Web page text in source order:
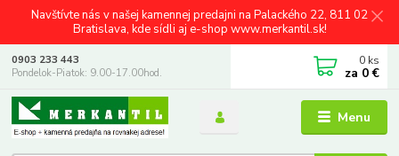
Navštívte nás v našej kamennej predajni na Palackého 22, 811 02
Bratislava, kde sídli aj e-shop www.merkantil.sk!
Menu
0903 233 443
Pondelok-Piatok: 9.00-17.00hod.
0 ks
za 0 €